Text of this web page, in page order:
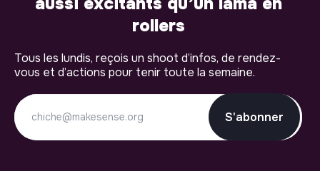
rollers
Tous les lundis, reçois un shoot d’infos, de rendez-
vous et d’actions pour tenir toute la semaine.
S'abonner